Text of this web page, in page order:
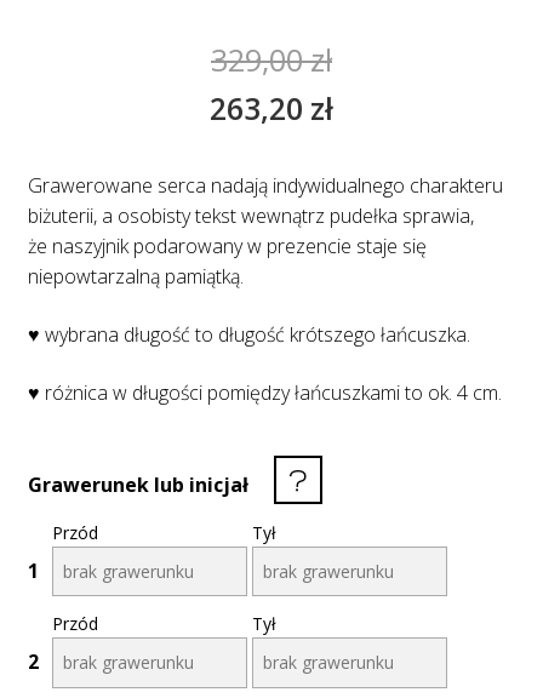
329,00zł
263,20 zł
Grawerowane serca nadają indywidualnego charakteru
biżuterii, a osobisty tekst wewnątrz pudełka sprawia,
że naszyjnik podarowany w prezencie staje się
niepowtarzalną pamiątką.
♥ wybrana długość to długość krótszego łańcuszka.
♥ różnica w długości pomiędzy łańcuszkami to ok. 4 cm.
Grawerunek lub inicjał
1
Przód Tył
2
Przód Tył